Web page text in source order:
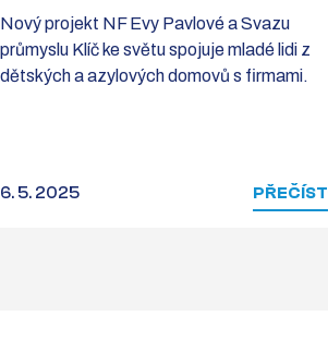
Nový projekt NF Evy Pavlové a Svazu
průmyslu Klíč ke světu spojuje mladé lidi z
dětských a azylových domovů s firmami.
6. 5. 2025 PŘEČÍST